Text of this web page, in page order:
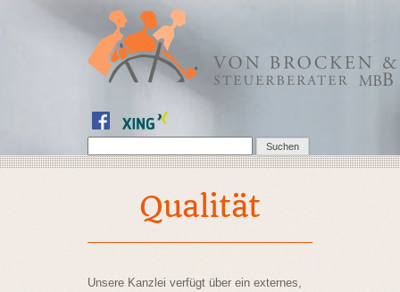
Qualität
Unsere Kanzlei verfügt über ein externes,